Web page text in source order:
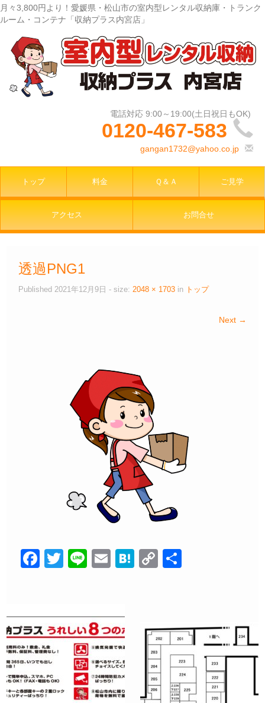
月々3,800円より！愛媛県・松山市の室内型レンタル収納庫・トランク
ルーム・コンテナ「収納プラス内宮店」
0120-467-583
gangan1732@yahoo.co.jp
トップ 料金 Ｑ＆Ａ ご見学
アクセス お問合せ
透過PNG1
Published 2021年12月9日 - size: 2048 × 1703 in トップ
Next →
F
e
b
o
o
k
T
er
Li
E
H
a
C
Li
n
k